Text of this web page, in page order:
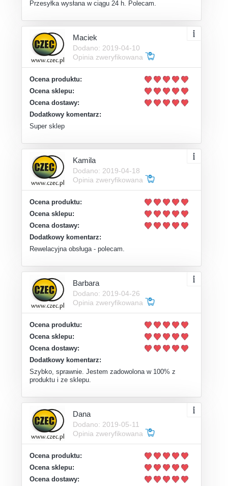
Przesyłka wysłana w ciągu 24 h. Polecam.
Maciek
Dodano: 2019-04-10
Opinia zweryfikowana
Ocena produktu:
Ocena sklepu:
Ocena dostawy:
Dodatkowy komentarz:
Super sklep
Kamila
Dodano: 2019-04-18
Opinia zweryfikowana
Ocena produktu:
Ocena sklepu:
Ocena dostawy:
Dodatkowy komentarz:
Rewelacyjna obsługa - polecam.
Barbara
Dodano: 2019-04-26
Opinia zweryfikowana
Ocena produktu:
Ocena sklepu:
Ocena dostawy:
Dodatkowy komentarz:
Szybko, sprawnie. Jestem zadowolona w 100% z
produktu i ze sklepu.
Dana
Dodano: 2019-05-11
Opinia zweryfikowana
Ocena produktu:
Ocena sklepu:
Ocena dostawy: